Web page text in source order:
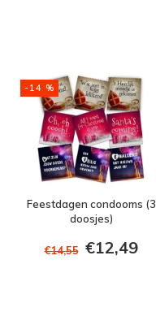
-14 %
Feestdagen condooms (3
doosjes)
€14,55 €12,49